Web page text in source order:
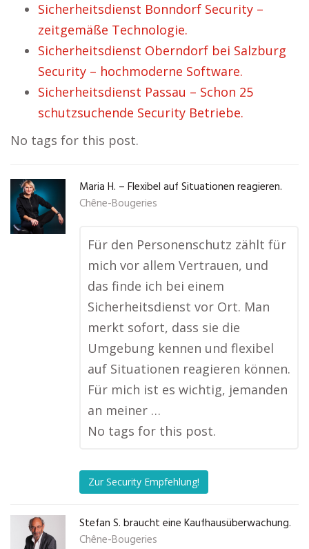
Sicherheitsdienst Bonndorf Security –
zeitgemäße Technologie.
Sicherheitsdienst Oberndorf bei Salzburg
Security – hochmoderne Software.
Sicherheitsdienst Passau – Schon 25
schutzsuchende Security Betriebe.
No tags for this post.
Maria H. – Flexibel auf Situationen reagieren.
Chêne-Bougeries
Für den Personenschutz zählt für
mich vor allem Vertrauen, und
das finde ich bei einem
Sicherheitsdienst vor Ort. Man
merkt sofort, dass sie die
Umgebung kennen und flexibel
auf Situationen reagieren können.
Für mich ist es wichtig, jemanden
an meiner …
No tags for this post.
Zur Security Empfehlung!
Stefan S. braucht eine Kaufhausüberwachung.
Chêne-Bougeries